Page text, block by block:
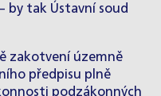
by tak Ústavní soud
zakotvení územně
předpisu plně
podzákonných